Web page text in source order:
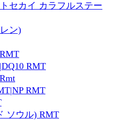
セカイ カラフルステー
ン)
RMT
RMT
ソウル) RMT